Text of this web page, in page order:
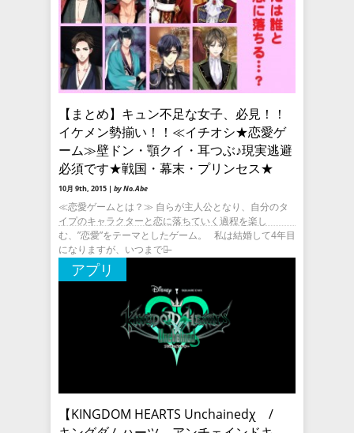
【まとめ】キュン不足な女子、必見！！
イケメン勢揃い！！≪イチオシ★恋愛ゲ
ーム≫壁ドン・顎クイ・耳つぶ♪現実逃避
必須です★戦国・幕末・プリンセス★
10月 9th, 2015 | by No.Abe
≪恋愛ゲームとは？≫ 自らが主人公となり、自分のタ
イプのキャラクターと恋に落ちていく過程を楽し
む、”恋愛”をテーマとしたゲーム。 私は結婚して4年目
になりますが、いつまでも̶
アプリ
【KINGDOM HEARTS Unchainedχ /